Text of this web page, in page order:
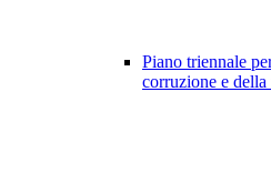
Piano triennale
corruzione e della